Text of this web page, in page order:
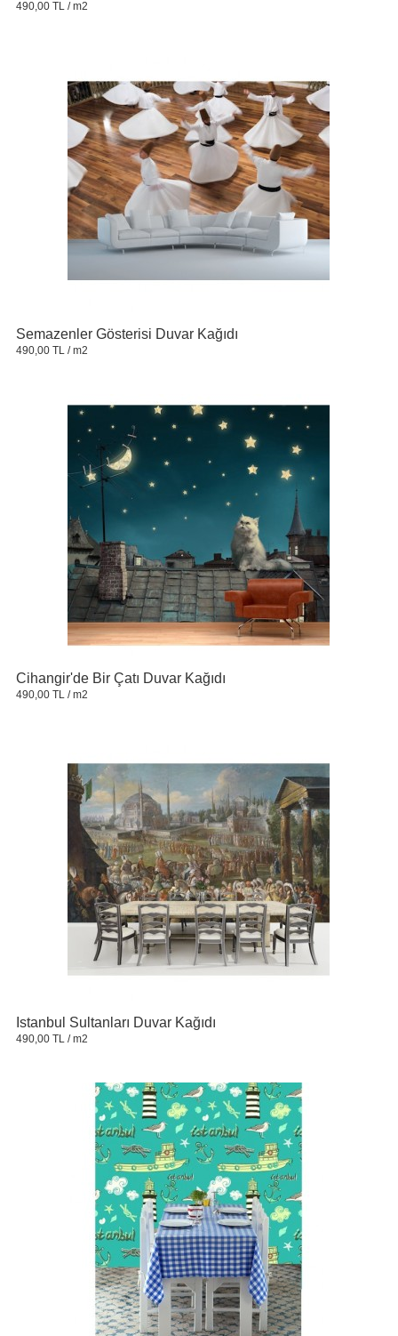
490,00 TL / m2
Semazenler Gösterisi Duvar Kağıdı
490,00 TL / m2
Cihangir'de Bir Çatı Duvar Kağıdı
490,00 TL / m2
Istanbul Sultanları Duvar Kağıdı
490,00 TL / m2